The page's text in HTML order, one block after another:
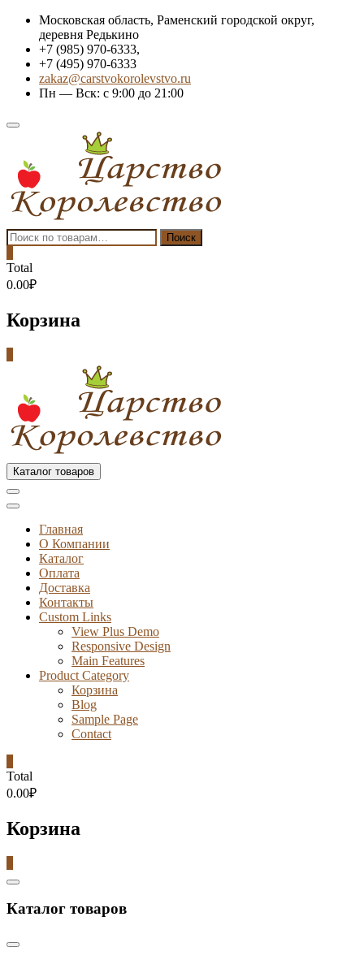
Skip
content
Московская область, Раменский городской округ,
деревня Редькино
+7 (985) 970-6333,
+7 (495) 970-6333
zakaz@carstvokorolevstvo.ru
Пн — Вск: с 9:00 до 21:00
Topbar
Искать: Поиск
Total
0.00₽
Корзина
Каталог товаров
Главная
О Компании
Каталог
Оплата
Доставка
Контакты
Custom Links
View Plus Demo
Responsive Design
Main Features
Product Category
Корзина
Blog
Sample Page
Contact
Total
0.00₽
Корзина
Catalog
Каталог товаров